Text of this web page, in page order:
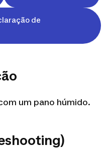
de
um pano húmido.